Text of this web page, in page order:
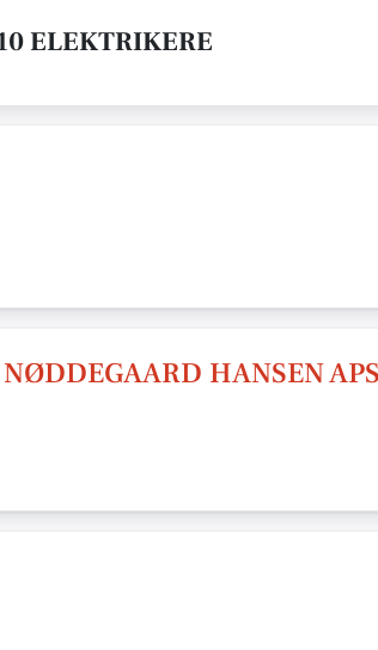
ELEKTRIKERE
HANSEN